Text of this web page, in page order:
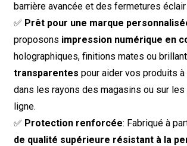
barrière avancée et des fermetures
✅ Prêt pour une marque
proposons impression numérique en
holographiques, finitions mates ou
transparentes pour aider vos produits
dans les rayons des magasins ou sur
ligne.
✅ Protection renforcée: Fabriqué à
de qualité supérieure résistant à la